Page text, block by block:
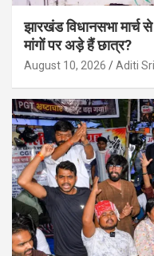
झारखंड विधानसभा
मांगों पर अड़े हैं छात्र?
August 10, 2026 Aditi